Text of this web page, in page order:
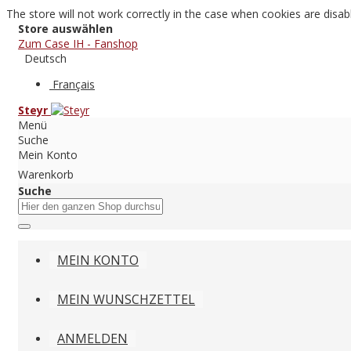
The store will not work correctly in the case when cookies are
Store auswählen
Zum Case IH - Fanshop
Deutsch
Français
Steyr
Menü
Suche
Mein Konto
Warenkorb
Suche
MEIN KONTO
MEIN WUNSCHZETTEL
ANMELDEN